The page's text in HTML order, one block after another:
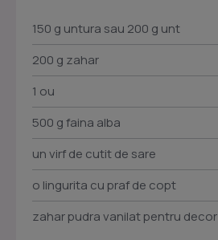
150 g untura sau 200 g unt
200 g zahar
1 ou
500 g faina alba
un virf de cutit de sare
o lingurita cu praf de copt
zahar pudra vanilat pentru decor